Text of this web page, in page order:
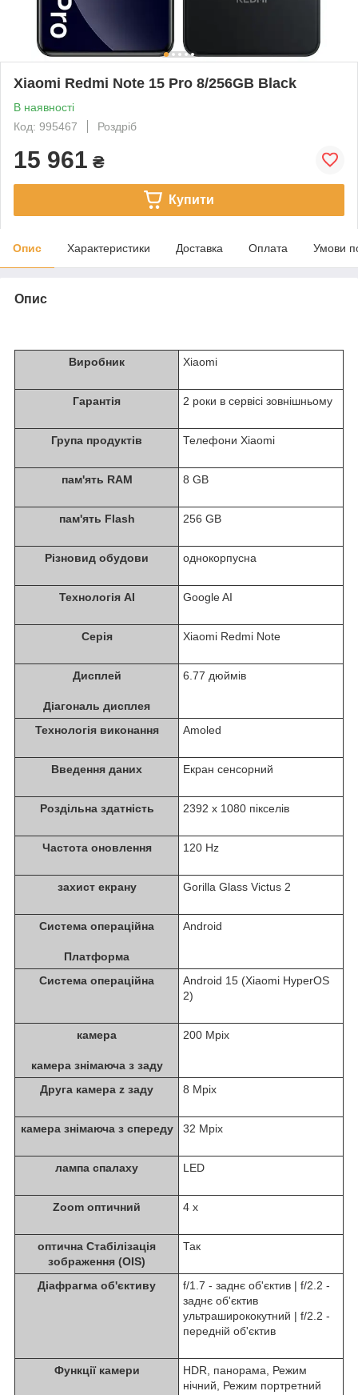
Xiaomi Redmi Note 15 Pro 8/256GB Black
В наявності
Код: 995467
Роздріб
15 961 ₴
Купити
Опис Характеристики Доставка Оплата Умови
Опис
Виробник Xiaomi
Гарантія 2 роки в сервісі зовнішньому
Група продуктів Телефони Xiaomi
пам'ять RAM 8 GB
пам'ять Flash 256 GB
Різновид обудови однокорпусна
Технологія AI Google AI
Серія Xiaomi Redmi Note
Дисплей
Діагональ дисплея
6.77 дюймів
Технологія виконання Amoled
Введення даних Екран сенсорний
Роздільна здатність 2392 x 1080 пікселів
Частота оновлення 120 Hz
захист екрану Gorilla Glass Victus 2
Система операційна
Платформа
Android
Система операційна
Android 15 (Xiaomi HyperOS
2)
камера
камера знімаюча з заду
200 Mpix
Друга камера z заду 8 Mpix
камера знімаюча з спереду 32 Mpix
лампа спалаху LED
Zoom оптичний 4 x
оптична Стабілізація
зображення (OIS)
Так
Діафрагма об'єктиву
f/1.7 - заднє об'єктив | f/2.2 -
заднє об'єктив
ультраширококутний | f/2.2 -
передній об'єктив
Функції камери
HDR, панорама, Режим
нічний, Режим портретний